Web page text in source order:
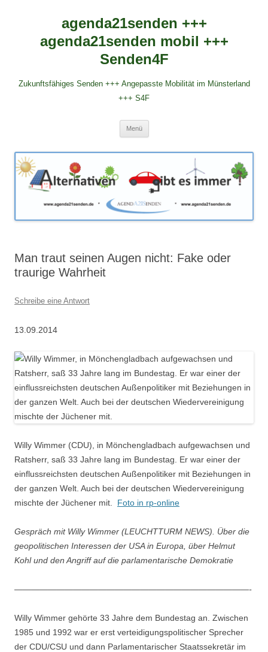
agenda21senden +++
agenda21senden mobil +++
Senden4F
Zukunftsfähiges Senden +++ Angepasste Mobilität im Münsterland
+++ S4F
Menü
Man traut seinen Augen nicht: Fake oder
traurige Wahrheit
Schreibe eine Antwort
13.09.2014
Willy Wimmer (CDU), in Mönchengladbach aufgewachsen und
Ratsherr, saß 33 Jahre lang im Bundestag. Er war einer der
einflussreichsten deutschen Außenpolitiker mit Beziehungen in
der ganzen Welt. Auch bei der deutschen Wiedervereinigung
mischte der Jüchener mit. Foto in rp-online
Gespräch mit Willy Wimmer (LEUCHTTURM NEWS). Über die
geopolitischen Interessen der USA in Europa, über Helmut
Kohl und den Angriff auf die parlamentarische Demokratie
————————————————————————————-
Willy Wimmer gehörte 33 Jahre dem Bundestag an. Zwischen
1985 und 1992 war er erst verteidigungspolitischer Sprecher
der CDU/CSU und dann Parlamentarischer Staatssekretär im